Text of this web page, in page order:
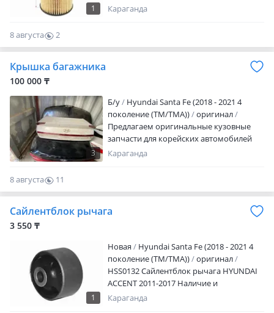
1
актуальную цену уточняйте у
Караганда
8 августа
2
0
Крышка багажника
100 000 ₸
3
Б/y
Hyundai Santa Fe (2018 - 2021 4
поколение (TM/TMA))
оригинал
Предлагаем оригинальные кузовные
запчасти для корейских автомобилей
(Hyundai, Kia и другие). В нашем
вы получаете: • Широкий выбор
кузовных запчастей в наличии • Только
качество Почему выбирают нас: •
Конкурентные цены и выгодные
условия для оптовых заказов •
Профессиональная консультация и
помощь в подборе деталей •
Караганда
8 августа
11
0
Сайлентблок рычага
3 550 ₸
1
Новая
Hyundai Santa Fe (2018 - 2021 4
поколение (TM/TMA))
оригинал
HSS0132 Сайлентблок рычага HYUNDAI
ACCENT 2011-2017 Наличие и
актуальную цену уточняйте у
Караганда